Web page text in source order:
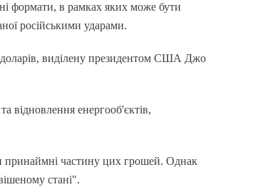
формати, в рамках яких може бути
російськими ударами.
доларів, виділену президентом США Джо
відновлення енергооб'єктів,
принаймні частину цих грошей. Однак
стані".